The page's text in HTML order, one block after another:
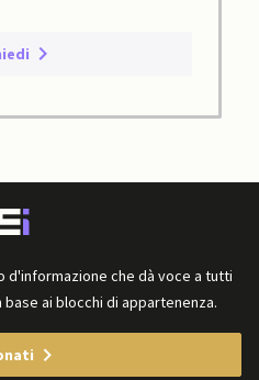
d'informazione che dà voce a tutti
ai blocchi di appartenenza.